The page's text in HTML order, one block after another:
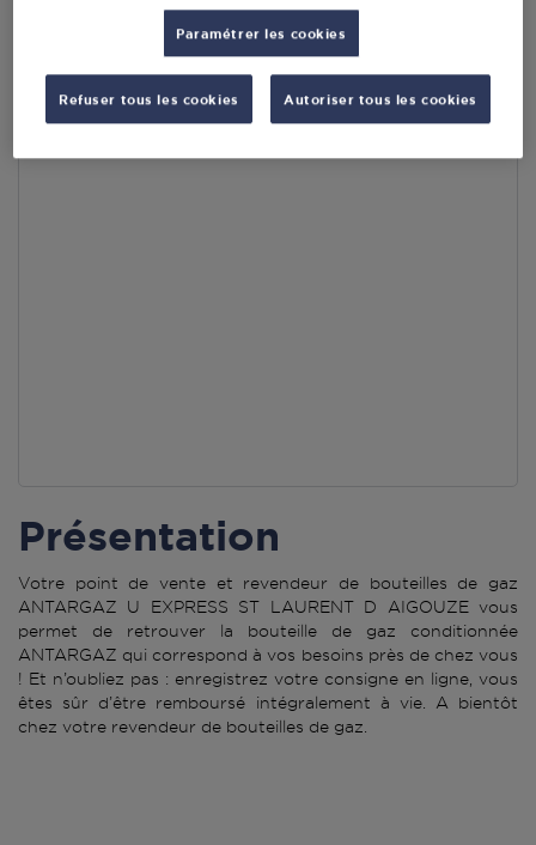
Accès
Présentation
Votre point de vente et revendeur de bouteilles de gaz
ANTARGAZ U EXPRESS ST LAURENT D AIGOUZE vous
permet de retrouver la bouteille de gaz conditionnée
ANTARGAZ qui correspond à vos besoins près de chez vous
! Et n’oubliez pas : enregistrez votre consigne en ligne, vous
êtes sûr d’être remboursé intégralement à vie. A bientôt
chez votre revendeur de bouteilles de gaz.
Paramétrer les cookies
Refuser tous les cookies Autoriser tous les cookies